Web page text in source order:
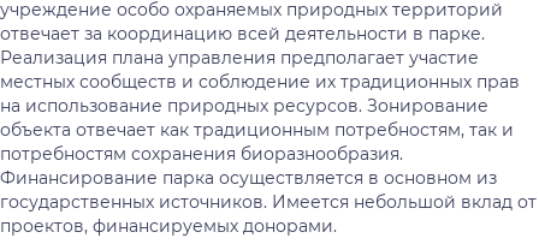
учреждение особо охраняемых природных территорий
отвечает за координацию всей деятельности в парке.
Реализация плана управления предполагает участие
местных сообществ и соблюдение их традиционных прав
на использование природных ресурсов. Зонирование
объекта отвечает как традиционным потребностям, так и
потребностям сохранения биоразнообразия.
Финансирование парка осуществляется в основном из
государственных источников. Имеется небольшой вклад от
проектов, финансируемых донорами.